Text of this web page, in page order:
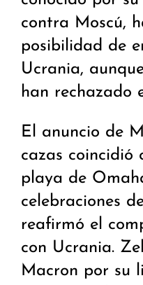
contra Moscú,
posibilidad de
Ucrania,
han rechazado
El anuncio de
cazas coincidió
playa de
celebraciones
reafirmó el
con Ucrania.
Macron por su